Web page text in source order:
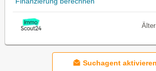
Suchagent aktivieren